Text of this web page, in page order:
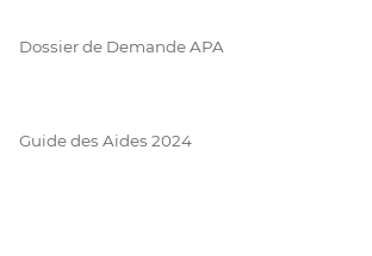
Dossier de Demande APA
Guide des Aides 2024